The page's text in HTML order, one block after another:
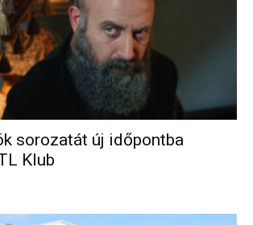
sorozatát új időpontba
Klub